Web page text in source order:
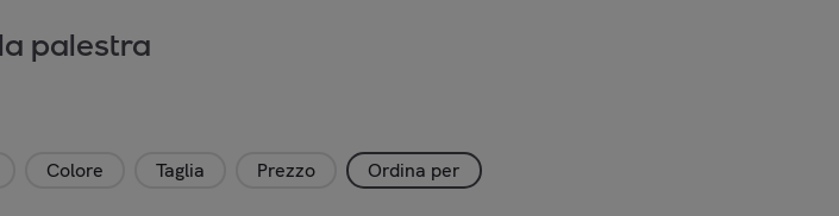
palestra
Colore Taglia Prezzo Ordina per